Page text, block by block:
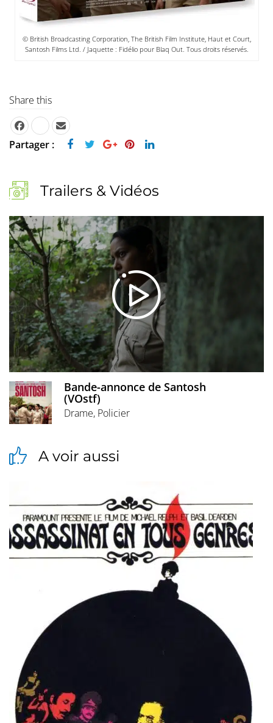
© British Broadcasting Corporation, The British Film Institute, Haut et Court,
Santosh Films Ltd. / Jaquette : Fidélio pour Blaq Out. Tous droits réservés.
Share this
Partager :
Trailers & Vidéos
Bande-annonce de Santosh
(VOstf)
Drame, Policier
A voir aussi